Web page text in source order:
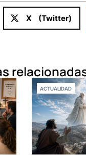
X (Twitter)
ACTUALIDAD